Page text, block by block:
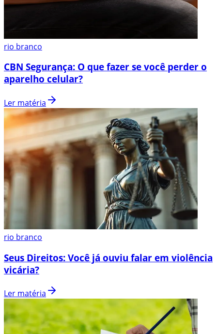
rio branco
CBN Segurança: O que fazer se você perder o
aparelho celular?
Ler matéria
rio branco
Seus Direitos: Você já ouviu falar em violência
vicária?
Ler matéria